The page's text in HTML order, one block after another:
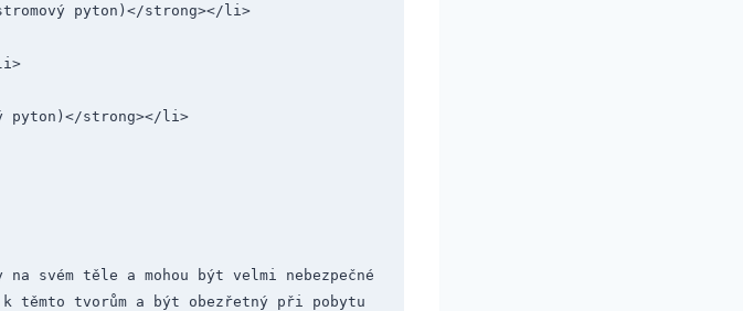
stromový pyton)</strong></li>
pyton)</strong></li>
svém těle a mohou být velmi nebezpečné
tvorům a být obezřetný při pobytu